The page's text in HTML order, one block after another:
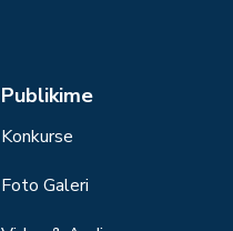
Publikime
Konkurse
Foto Galeri